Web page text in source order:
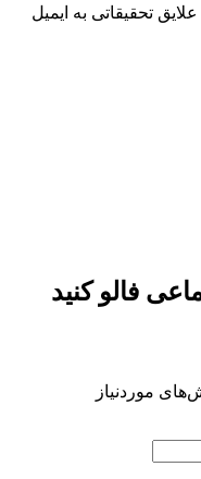
تحقیقاتی به ایمیل
فالو کنید
موردنیاز